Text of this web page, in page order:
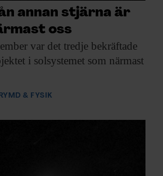
annan stjärna är
oss
var det tredje bekräftade
i solsystemet som närmast
RYMD & FYSIK